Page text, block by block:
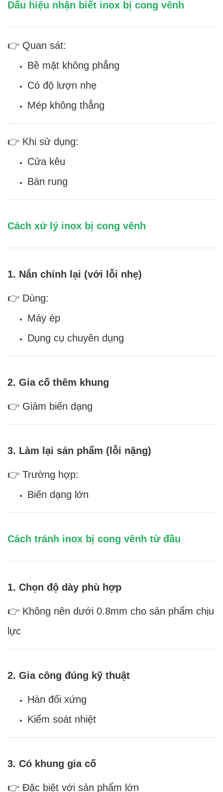
Dấu hiệu nhận biết inox bị cong vênh
👉 Quan sát:
Bề mặt không phẳng
Có độ lượn nhẹ
Mép không thẳng
👉 Khi sử dụng:
Cửa kêu
Bàn rung
Cách xử lý inox bị cong vênh
1. Nắn chỉnh lại (với lỗi nhẹ)
👉 Dùng:
Máy ép
Dụng cụ chuyên dụng
2. Gia cố thêm khung
👉 Giảm biến dạng
3. Làm lại sản phẩm (lỗi nặng)
👉 Trường hợp:
Biến dạng lớn
Cách tránh inox bị cong vênh từ đầu
1. Chọn độ dày phù hợp
👉 Không nên dưới 0.8mm cho sản phẩm chịu
lực
2. Gia công đúng kỹ thuật
Hàn đối xứng
Kiểm soát nhiệt
3. Có khung gia cố
👉 Đặc biệt với sản phẩm lớn